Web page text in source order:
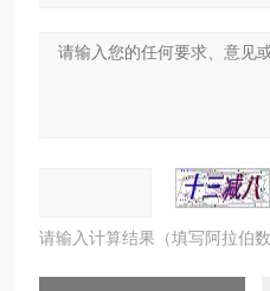
请输入计算结果（填写阿拉伯